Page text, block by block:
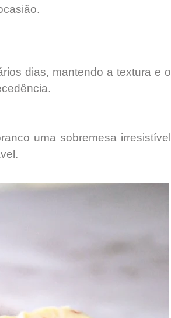
dias, mantendo a textura e o
uma sobremesa irresistível